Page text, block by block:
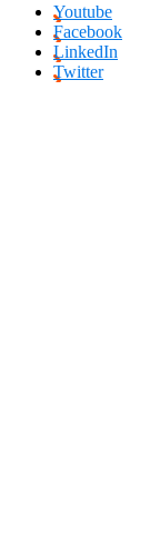
Youtube
Facebook
LinkedIn
Twitter